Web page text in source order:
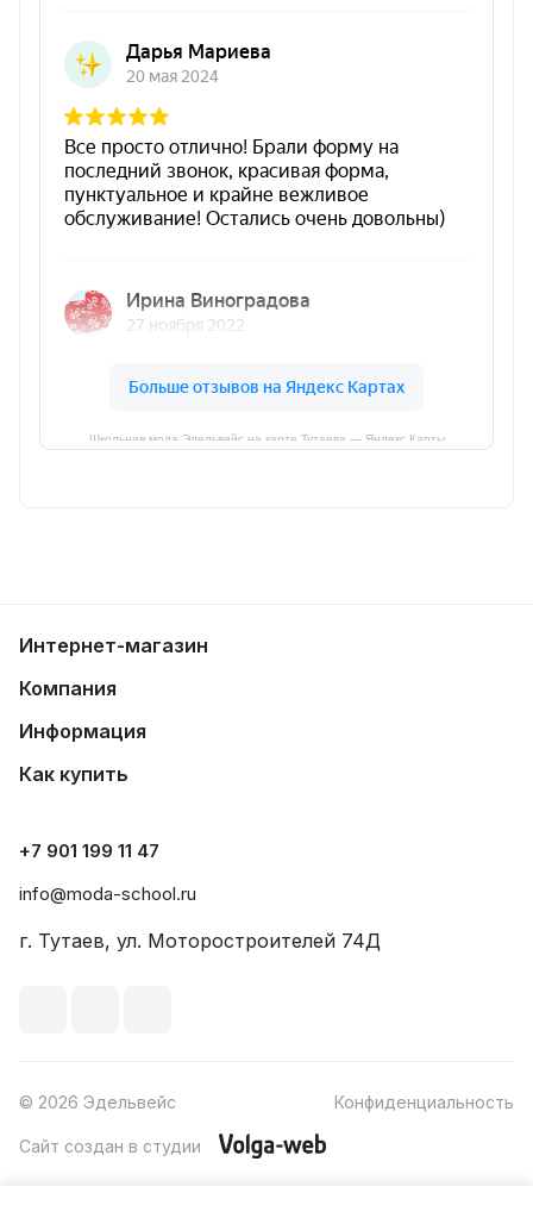
Школьная мода Эдельвейс на карте Тутаева — Яндекс Карты
Интернет-магазин
Компания
Информация
Как купить
+7 901 199 11 47
info@moda-school.ru
г. Тутаев, ул. Моторостроителей 74Д
© 2026 Эдельвейс Конфиденциальность
Сайт создан в студии